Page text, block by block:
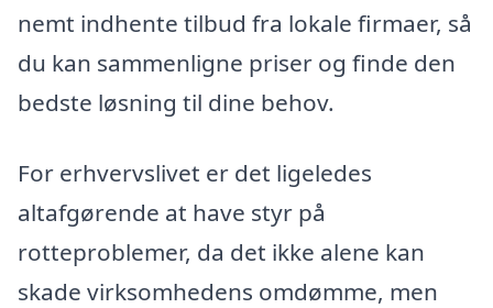
nemt indhente tilbud fra lokale firmaer, så
du kan sammenligne priser og finde den
bedste løsning til dine behov.
For erhvervslivet er det ligeledes
altafgørende at have styr på
rotteproblemer, da det ikke alene kan
skade virksomhedens omdømme, men